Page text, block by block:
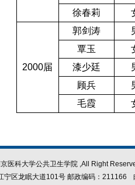
徐春莉
2000届
郭剑涛
覃玉
漆少廷
顾兵
毛霞
医科大学公共卫生学院 ,All Right
宁区龙眠大道101号 邮政编码：211166